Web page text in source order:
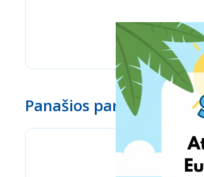
Panašios parduotuvės